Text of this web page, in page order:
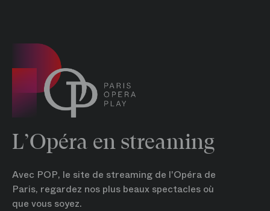
L’Opéra en streaming
Avec POP, le site de streaming de l'Opéra de
Paris, regardez nos plus beaux spectacles où
que vous soyez.